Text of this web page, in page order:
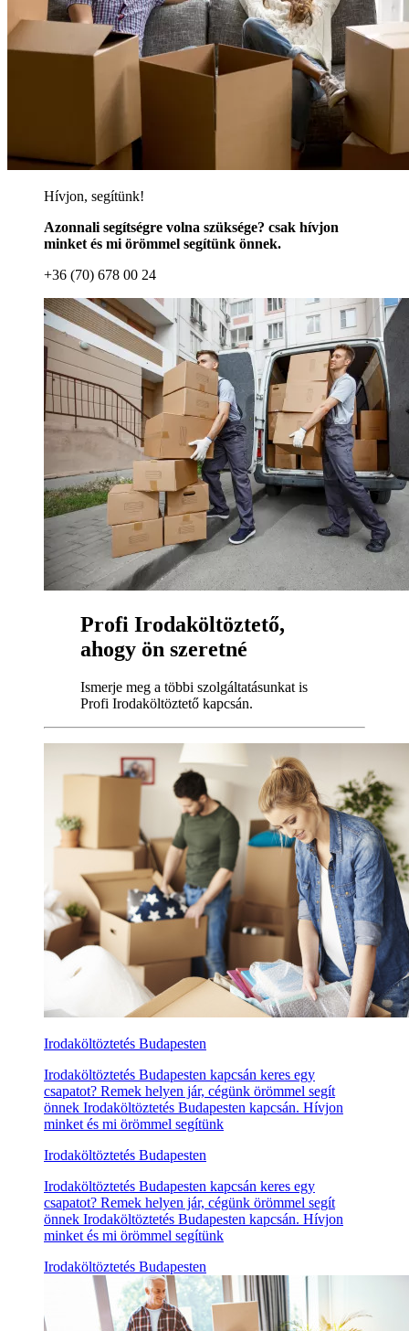
Hívjon, segítünk!
Azonnali segítségre volna szüksége? csak hívjon
minket és mi örömmel segítünk önnek.
+36 (70) 678 00 24
Profi Irodaköltöztető,
ahogy ön szeretné
Ismerje meg a többi szolgáltatásunkat is
Profi Irodaköltöztető kapcsán.
Irodaköltöztetés Budapesten
Irodaköltöztetés Budapesten kapcsán keres egy
csapatot? Remek helyen jár, cégünk örömmel segít
önnek Irodaköltöztetés Budapesten kapcsán. Hívjon
minket és mi örömmel segítünk
Irodaköltöztetés Budapesten
Irodaköltöztetés Budapesten kapcsán keres egy
csapatot? Remek helyen jár, cégünk örömmel segít
önnek Irodaköltöztetés Budapesten kapcsán. Hívjon
minket és mi örömmel segítünk
Irodaköltöztetés Budapesten